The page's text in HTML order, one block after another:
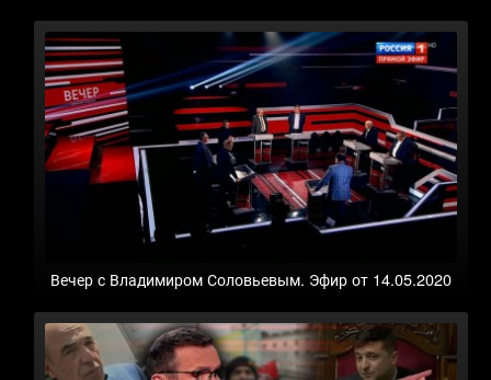
Вечер с Владимиром Соловьевым. Эфир от 14.05.2020